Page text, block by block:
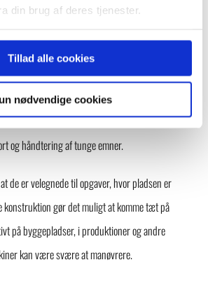
din brug af deres tjenester.
Tillad alle cookies
nødvendige cookies
kontrol gør en mærkbar forskel i hverdagen.
trange arbejdsforhold
Winlet vinduesløftere til løft med vakuum, krog
& Carry kraner samt ErgoMover elektriske
og håndtering af tunge emner.
de er velegnede til opgaver, hvor pladsen er
konstruktion gør det muligt at komme tæt på
på byggepladser, i produktioner og andre
kan være svære at manøvrere.